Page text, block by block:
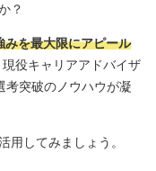
？
みを最大限にアピール
現役キャリアアドバイザ
考突破のノウハウが凝
用してみましょう。